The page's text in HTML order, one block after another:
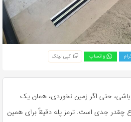
واتساپ کپی لینک
باشی، حتی اگر زمین نخوردی، همان یک
چقدر جدی است. ترمز پله دقیقاً برای همین